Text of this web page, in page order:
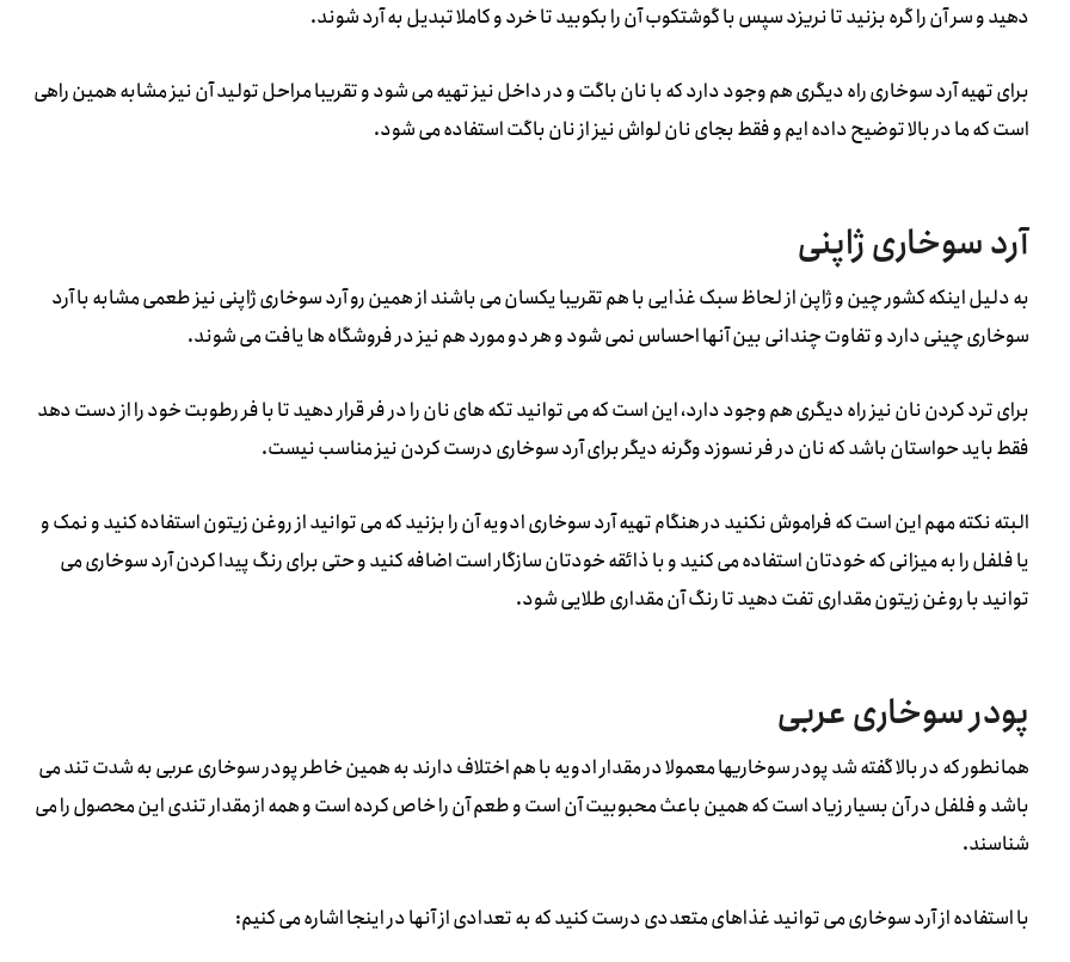
دهید و سر آن را گره بزنید تا نریزد سپس با گوشتکوب آن را بکوبید تا خرد و کاملا تبدیل به آرد شوند.
برای تهیه آرد سوخاری راه دیگری هم وجود دارد که با نان باگت و در داخل نیز تهیه می شود و تقریبا مراحل تولید آن نیز مشابه همین راهی
است که ما در بالا توضیح داده ایم و فقط بجای نان لواش نیز از نان باگت استفاده می شود.
آرد سوخاری ژاپنی
به دلیل اینکه کشور چین و ژاپن از لحاظ سبک غذایی با هم تقریبا یکسان می باشند از همین رو آرد سوخاری ژاپنی نیز طعمی مشابه با آرد
سوخاری چینی دارد و تفاوت چندانی بین آنها احساس نمی شود و هر دو مورد هم نیز در فروشگاه ها یافت می شوند.
برای ترد کردن نان نیز راه دیگری هم وجود دارد، این است که می توانید تکه های نان را در فر قرار دهید تا با فر رطوبت خود را از دست دهد
فقط باید حواستان باشد که نان در فر نسوزد وگرنه دیگر برای آرد سوخاری درست کردن نیز مناسب نیست.
البته نکته مهم این است که فراموش نکنید در هنگام تهیه آرد سوخاری ادویه آن را بزنید که می توانید از روغن زیتون استفاده کنید و نمک و
یا فلفل را به میزانی که خودتان استفاده می کنید و با ذائقه خودتان سازگار است اضافه کنید و حتی برای رنگ پیدا کردن آرد سوخاری می
توانید با روغن زیتون مقداری تفت دهید تا رنگ آن مقداری طلایی شود.
پودر سوخاری عربی
همانطور که در بالا گفته شد پودر سوخاریها معمولا در مقدار ادویه با هم اختلاف دارند به همین خاطر پودر سوخاری عربی به شدت تند می
باشد و فلفل در آن بسیار زیاد است که همین باعث محبوبیت آن است و طعم آن را خاص کرده است و همه از مقدار تندی این محصول را می
شناسند.
با استفاده از آرد سوخاری می توانید غذاهای متعددی درست کنید که به تعدادی از آنها در اینجا اشاره می کنیم: